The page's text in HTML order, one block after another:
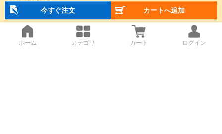
今すぐ注文
カートへ追加
ホーム カテゴリ カート ログイン